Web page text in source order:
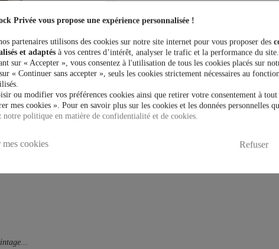
Plus que
Privée vous propose une expérience personnalisée !
partenaires utilisons des cookies sur notre site internet pour vous proposer des
et adaptés à vos centres d’intérêt, analyser le trafic et la performance du site.
sur « Accepter », vous consentez à l'utilisation de tous les cookies placés sur
« Continuer sans accepter », seuls les cookies strictement nécessaires au
ou modifier vos préférences cookies ainsi que retirer votre consentement à
mes cookies ». Pour en savoir plus sur les cookies et les données personnelles
notre politique en matière de confidentialité et de cookies.
Refuser
mes cookies